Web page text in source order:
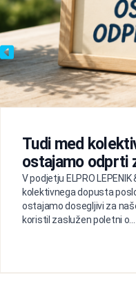
Tudi med
ostajamo odprti
V podjetju ELPRO
kolektivnega dopusta
ostajamo dosegljivi za
koristil zaslužen poletni o...